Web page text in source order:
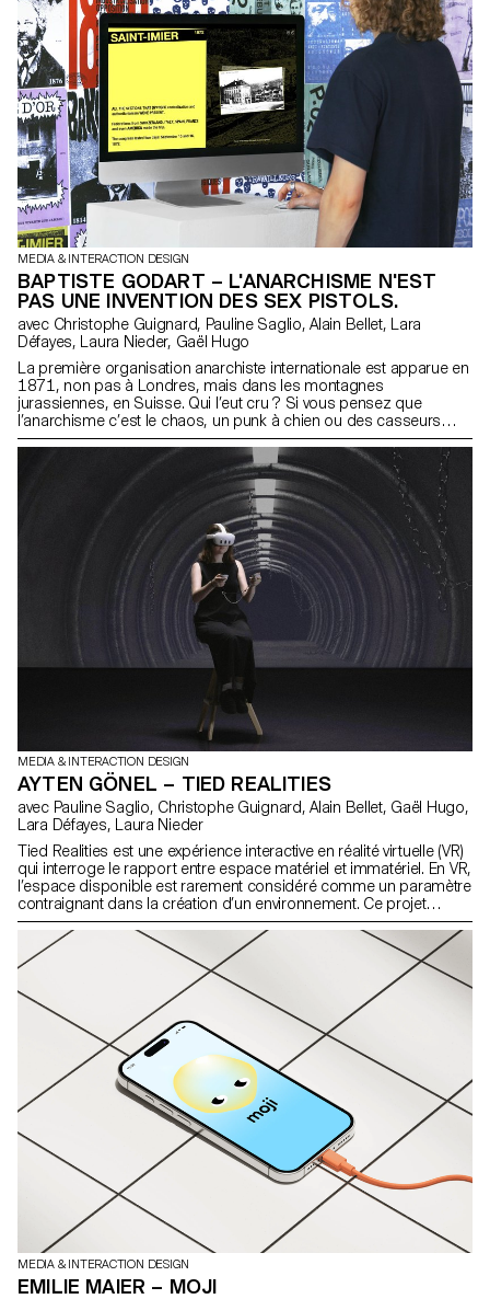
algorithmes nous répondent influençait ce que l’on croit ? Derrière
chaque échange se joue notre relation aux savoirs humains, ce
qu’on attend des machines, ce qu’elles tirent de nous et ce qu’on
décide de croire.
MEDIA & INTERACTION DESIGN
BAPTISTE GODART – L'ANARCHISME N'EST
PAS UNE INVENTION DES SEX PISTOLS.
avec Christophe Guignard, Pauline Saglio, Alain Bellet, Lara
Défayes, Laura Nieder, Gaël Hugo
La première organisation anarchiste internationale est apparue en
1871, non pas à Londres, mais dans les montagnes
jurassiennes, en Suisse. Qui l’eut cru ? Si vous pensez que
l’anarchisme c’est le chaos, un punk à chien ou des casseurs
cagoulés, ce webdocumentaire va briser ces stéréotypes. Vous
découvrirez comment les horlogers jurassiens se sont organisés
afin de fédérer leurs pairs au-delà des frontières, et ainsi faire face
à la domination de la classe bourgeoise, capitaliste. La
Fédération Jurassienne est un incontournable de l’histoire de
l’anarchisme. La direction artistique fait coexister l’esthétique
fanzine de la fin du 20e siècle avec un design d’interface
moderne. Le travail graphique représente une part importante du
documentaire, les visuels étant essentiellement des créations
MEDIA & INTERACTION DESIGN
AYTEN GÖNEL – TIED REALITIES
avec Pauline Saglio, Christophe Guignard, Alain Bellet, Gaël Hugo,
Lara Défayes, Laura Nieder
Tied Realities est une expérience interactive en réalité virtuelle (VR)
qui interroge le rapport entre espace matériel et immatériel. En VR,
l’espace disponible est rarement considéré comme un paramètre
contraignant dans la création d’un environnement. Ce projet
cherche à inverser cette logique en intégrant une contrainte
physique au cœur de l’expérience virtuelle. Plongé dans un
environnement oppressant, chaque participant est invité à
interagir avec un dispositif reliant ses poignets et limitant ses
mouvements. Sorte de représentation matérielle du malaise
ressenti par le protagoniste, il devient l’élément central de la
narration, structurant l’environnement et les interactions. Tied
Realities permet ainsi à chacun d’expérimenter la friction entre
liberté digitale et limites physiques.
MEDIA & INTERACTION DESIGN
EMILIE MAIER – MOJI